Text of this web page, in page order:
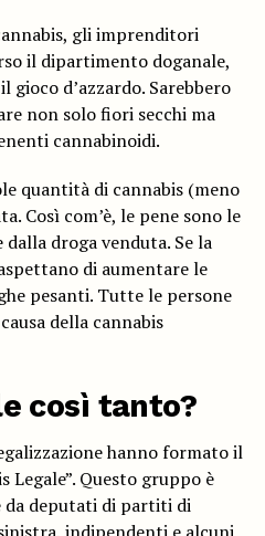
gli imprenditori
il dipartimento doganale,
gioco d’azzardo. Sarebbero
non solo fiori secchi ma
cannabinoidi.
quantità di cannabis (meno
Così com’è, le pene sono le
droga venduta. Se la
di aumentare le
pesanti. Tutte le persone
della cannabis
così tanto?
hanno formato il
Legale”. Questo gruppo è
deputati di partiti di